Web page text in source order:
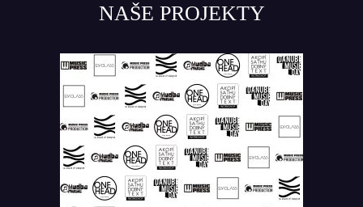
NAŠE PROJEKTY